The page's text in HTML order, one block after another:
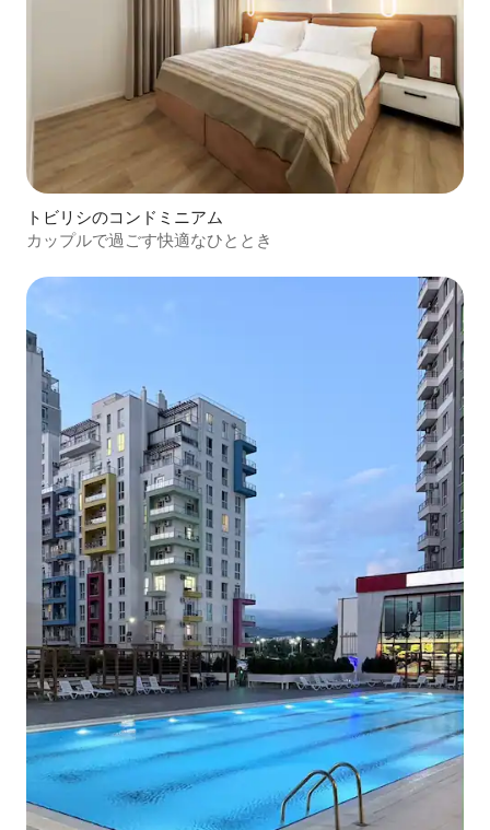
トビリシのコンドミニアム
カップルで過ごす快適なひととき